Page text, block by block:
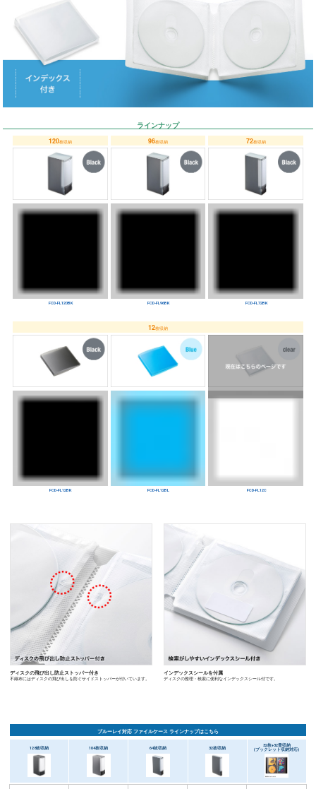
FCD-FL120BK
96
FCD-FL96BK